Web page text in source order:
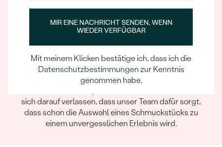
Ein Eppi-sches Erlebnis
sich darauf verlassen, dass unser Team dafür sorgt,
dass schon die Auswahl eines Schmuckstücks zu
einem unvergesslichen Erlebnis wird.
MIR EINE NACHRICHT SENDEN, WENN
WIEDER VERFÜGBAR
Mit meinem Klicken bestätige ich, dass ich die
Datenschutzbestimmungen zur Kenntnis
genommen habe.